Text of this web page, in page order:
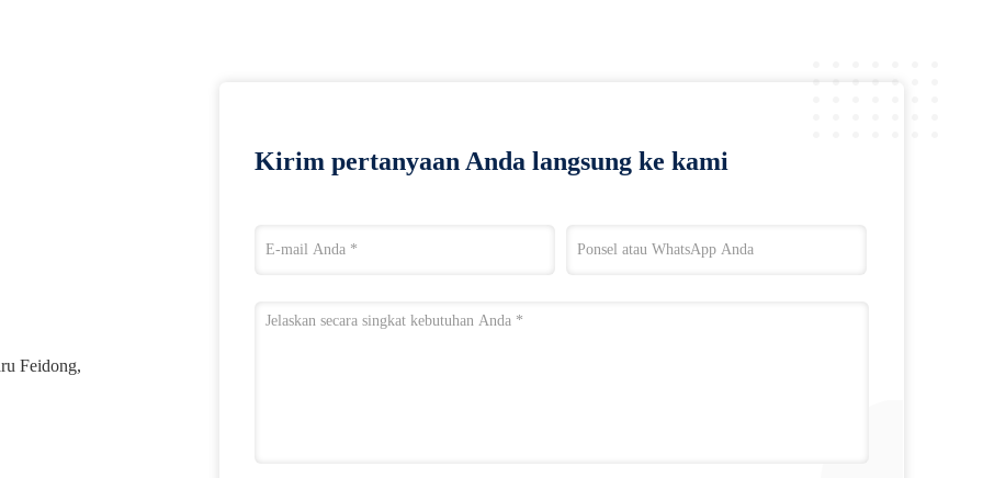
Feidong,
Kirim pertanyaan Anda langsung ke kami